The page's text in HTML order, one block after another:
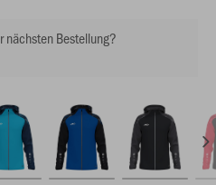
nächsten Bestellung?